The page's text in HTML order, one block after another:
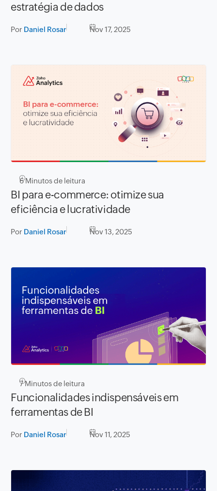
estratégia de dados
Por Daniel Rosar Nov 17, 2025
6Minutos de leitura
BI para e-commerce: otimize sua
eficiência e lucratividade
Por Daniel Rosar Nov 13, 2025
7Minutos de leitura
Funcionalidades indispensáveis em
ferramentas de BI
Por Daniel Rosar Nov 11, 2025